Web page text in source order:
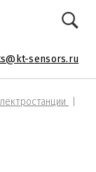
sensors.ru